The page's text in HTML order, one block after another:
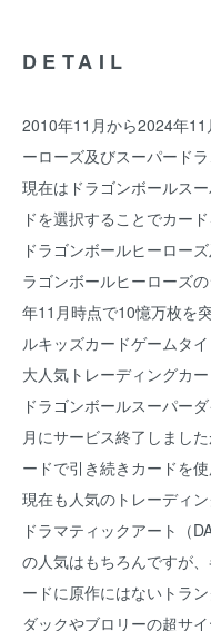
DETAIL
2010年11月から2024年
ーローズ及びスーパード
現在はドラゴンボールス
ドを選択することでカー
ドラゴンボールヒーロー
ラゴンボールヒーローズ
年11月時点で10憶万枚を
ルキッズカードゲームタ
大人気トレーディングカ
ドラゴンボールスーパー
月にサービス終了しまし
ードで引き続きカードを
現在も人気のトレーディ
ドラマティックアート（
の人気はもちろんですが
ードに原作にはないトラ
ダックやブロリーの超サ